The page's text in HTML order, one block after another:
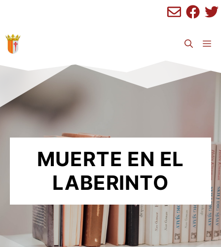
contenido
MUERTE EN EL
LABERINTO